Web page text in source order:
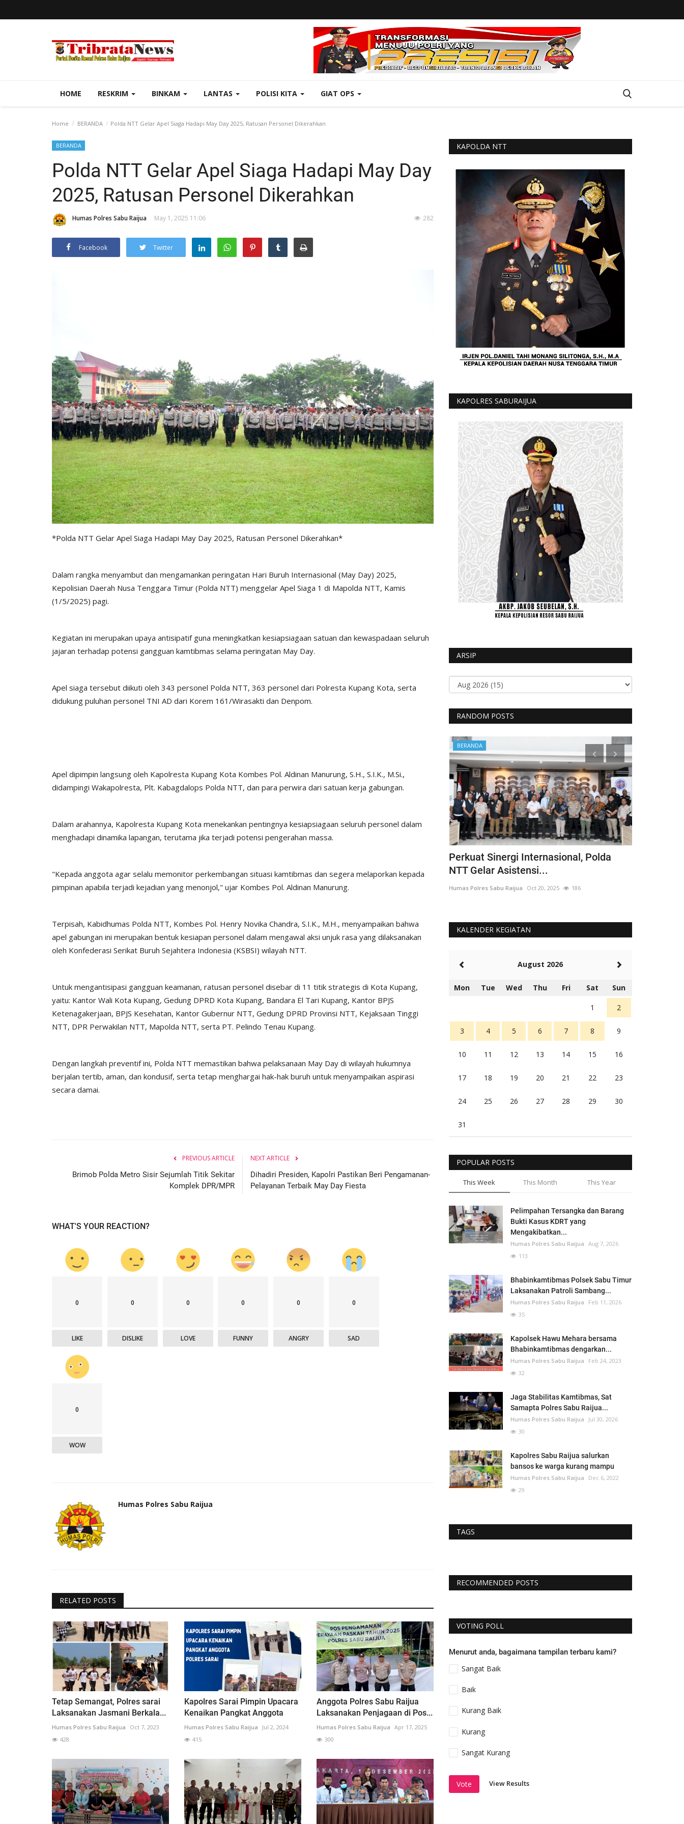
HOME RESKRIM BINKAM LANTAS POLISI KITA GIAT OPS
Home BERANDA Polda NTT Gelar Apel Siaga Hadapi May Day 2025, Ratusan Personel Dikerahkan
BERANDA
Polda NTT Gelar Apel Siaga Hadapi May Day
2025, Ratusan Personel Dikerahkan
Humas Polres Sabu Raijua May 1, 2025 11:06 282
Facebook Twitter
*Polda NTT Gelar Apel Siaga Hadapi May Day 2025, Ratusan Personel Dikerahkan*
Dalam rangka menyambut dan mengamankan peringatan Hari Buruh Internasional (May Day) 2025,
Kepolisian Daerah Nusa Tenggara Timur (Polda NTT) menggelar Apel Siaga 1 di Mapolda NTT, Kamis
(1/5/2025) pagi.
Kegiatan ini merupakan upaya antisipatif guna meningkatkan kesiapsiagaan satuan dan kewaspadaan seluruh
jajaran terhadap potensi gangguan kamtibmas selama peringatan May Day.
Apel siaga tersebut diikuti oleh 343 personel Polda NTT, 363 personel dari Polresta Kupang Kota, serta
didukung puluhan personel TNI AD dari Korem 161/Wirasakti dan Denpom.
Apel dipimpin langsung oleh Kapolresta Kupang Kota Kombes Pol. Aldinan Manurung, S.H., S.I.K., M.Si.,
didampingi Wakapolresta, Plt. Kabagdalops Polda NTT, dan para perwira dari satuan kerja gabungan.
Dalam arahannya, Kapolresta Kupang Kota menekankan pentingnya kesiapsiagaan seluruh personel dalam
menghadapi dinamika lapangan, terutama jika terjadi potensi pengerahan massa.
"Kepada anggota agar selalu memonitor perkembangan situasi kamtibmas dan segera melaporkan kepada
pimpinan apabila terjadi kejadian yang menonjol," ujar Kombes Pol. Aldinan Manurung.
Terpisah, Kabidhumas Polda NTT, Kombes Pol. Henry Novika Chandra, S.I.K., M.H., menyampaikan bahwa
apel gabungan ini merupakan bentuk kesiapan personel dalam mengawal aksi unjuk rasa yang dilaksanakan
oleh Konfederasi Serikat Buruh Sejahtera Indonesia (KSBSI) wilayah NTT.
Untuk mengantisipasi gangguan keamanan, ratusan personel disebar di 11 titik strategis di Kota Kupang,
yaitu: Kantor Wali Kota Kupang, Gedung DPRD Kota Kupang, Bandara El Tari Kupang, Kantor BPJS
Ketenagakerjaan, BPJS Kesehatan, Kantor Gubernur NTT, Gedung DPRD Provinsi NTT, Kejaksaan Tinggi
NTT, DPR Perwakilan NTT, Mapolda NTT, serta PT. Pelindo Tenau Kupang.
Dengan langkah preventif ini, Polda NTT memastikan bahwa pelaksanaan May Day di wilayah hukumnya
berjalan tertib, aman, dan kondusif, serta tetap menghargai hak-hak buruh untuk menyampaikan aspirasi
secara damai.
PREVIOUS ARTICLE
Brimob Polda Metro Sisir Sejumlah Titik Sekitar
Komplek DPR/MPR
NEXT ARTICLE
Dihadiri Presiden, Kapolri Pastikan Beri Pengamanan-
Pelayanan Terbaik May Day Fiesta
WHAT'S YOUR REACTION?
0
LIKE
0
DISLIKE
0
LOVE
0
FUNNY
0
ANGRY
0
SAD
0
WOW
Humas Polres Sabu Raijua
RELATED POSTS
Tetap Semangat, Polres sarai
Laksanakan Jasmani Berkala...
Humas Polres Sabu Raijua
Oct 7, 2023
428
Kapolres Sarai Pimpin Upacara
Kenaikan Pangkat Anggota
Humas Polres Sabu Raijua
Jul 2, 2024
415
Anggota Polres Sabu Raijua
Laksanakan Penjagaan di Pos...
Humas Polres Sabu Raijua Apr 17, 2025
300
KAPOLDA NTT
KAPOLRES SABURAIJUA
ARSIP
RANDOM POSTS
pemilu aman damai 2024
Humas Polres Sabu Raijua Nov 14, 2023 432
Peristiwa Gugurnya...
Humas Polres Sabu Raijua Jan 18, 2025
BERANDA
Perkuat Sinergi Internasional, Polda
NTT Gelar Asistensi...
Humas Polres Sabu Raijua Oct 20, 2025 186
KALENDER KEGIATAN
August 2026
Mon Tue Wed Thu Fri Sat Sun
1 2
3 4 5 6 7 8 9
10 11 12 13 14 15 16
17 18 19 20 21 22 23
24 25 26 27 28 29 30
31
POPULAR POSTS
This Week This Month This Year
Pelimpahan Tersangka dan Barang
Bukti Kasus KDRT yang
Mengakibatkan...
Humas Polres Sabu Raijua Aug 7, 2026
113
Bhabinkamtibmas Polsek Sabu Timur
Laksanakan Patroli Sambang...
Humas Polres Sabu Raijua
Feb 11, 2026
35
Kapolsek Hawu Mehara bersama
Bhabinkamtibmas dengarkan...
Humas Polres Sabu Raijua
Feb 24, 2023
32
Jaga Stabilitas Kamtibmas, Sat
Samapta Polres Sabu Raijua...
Humas Polres Sabu Raijua
Jul 30, 2026
30
Kapolres Sabu Raijua salurkan
bansos ke warga kurang mampu
Humas Polres Sabu Raijua
Dec 6, 2022
29
TAGS
RECOMMENDED POSTS
VOTING POLL
Menurut anda, bagaimana tampilan terbaru kami?
Sangat Baik
Baik
Kurang Baik
Kurang
Sangat Kurang
Vote View Results